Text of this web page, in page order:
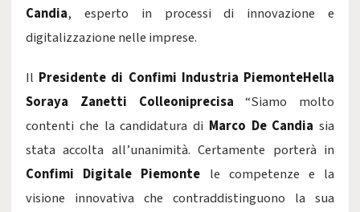
Candia, esperto in processi di innovazione e
digitalizzazione nelle imprese.
Il Presidente di Confimi Industria PiemonteHella
Soraya Zanetti Colleoniprecisa “Siamo molto
contenti che la candidatura di Marco De Candia sia
stata accolta all’unanimità. Certamente porterà in
Confimi Digitale Piemonte le competenze e la
visione innovativa che contraddistinguono la sua